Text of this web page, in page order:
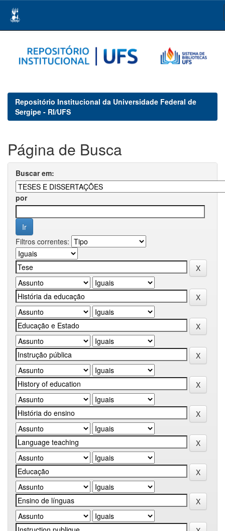
navigation
Repositório Institucional da Universidade Federal de
Sergipe - RI/UFS
Página de Busca
Buscar em:
por
Filtros correntes: